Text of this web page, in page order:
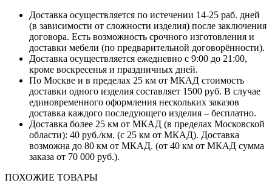
Доставка осуществляется по истечении 14-25 раб. дней
(в зависимости от сложности изделия) после заключения
договора. Есть возможность срочного изготовления и
доставки мебели (по предварительной договорённости).
Доставка осуществляется ежедневно с 9:00 до 21:00,
кроме воскресенья и праздничных дней.
По Москве и в пределах 25 км от МКАД стоимость
доставки одного изделия составляет 1500 руб. В случае
единовременного оформления нескольких заказов
доставка каждого последующего изделия – бесплатно.
Доставка более 25 км от МКАД (в пределах Московской
области): 40 руб./км. (с 25 км от МКАД). Доставка
возможна до 80 км от МКАД. (от 40 км от МКАД сумма
заказа от 70 000 руб.).
ПОХОЖИЕ ТОВАРЫ